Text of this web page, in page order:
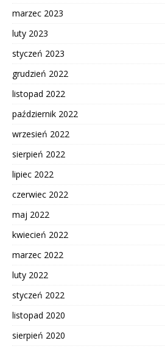
marzec 2023
luty 2023
styczeń 2023
grudzień 2022
listopad 2022
październik 2022
wrzesień 2022
sierpień 2022
lipiec 2022
czerwiec 2022
maj 2022
kwiecień 2022
marzec 2022
luty 2022
styczeń 2022
listopad 2020
sierpień 2020